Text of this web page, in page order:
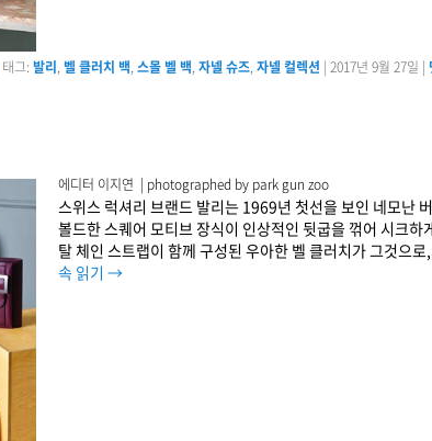
태그: 발리,벨 클러치 백,스몰 벨 백,자넬 슈즈,자넬 컬렉션 | 2017년 9월 27일 |
에디터 이지연 | photographed by park gun zoo
스위스 럭셔리 브랜드 발리는 1969년 첫선을 보인 네모난
볼드한 스퀘어 모티브 장식이 인상적인 뒷굽을 꺾어 시크
탈 체인 스트랩이 함께 구성된 우아한 벨 클러치가 그것으
속 읽기 →